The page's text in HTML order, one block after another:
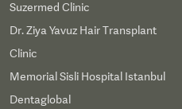
Suzermed Clinic
Dr. Ziya Yavuz Hair Transplant
Clinic
Memorial Sisli Hospital Istanbul
Dentaglobal